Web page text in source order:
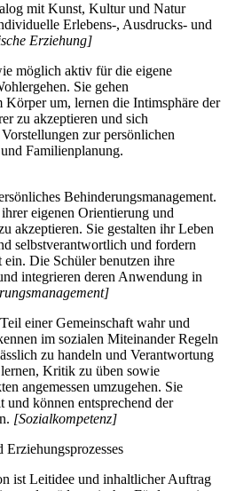
mit Kunst, Kultur und Natur
Erlebens-, Ausdrucks- und
Erziehung]
möglich aktiv für die eigene
Sie gehen
um, lernen die Intimsphäre der
zu akzeptieren und sich
zur persönlichen
Familienplanung.
Behinderungsmanagement.
eigenen Orientierung und
akzeptieren. Sie gestalten ihr Leben
selbstverantwortlich und fordern
ein. Die Schüler benutzen ihre
integrieren deren Anwendung in
einer Gemeinschaft wahr und
im sozialen Miteinander Regeln
zu handeln und Verantwortung
Kritik zu üben sowie
angemessen umzugehen. Sie
können entsprechend der
[Sozialkompetenz]
ist Leitidee und inhaltlicher Auftrag